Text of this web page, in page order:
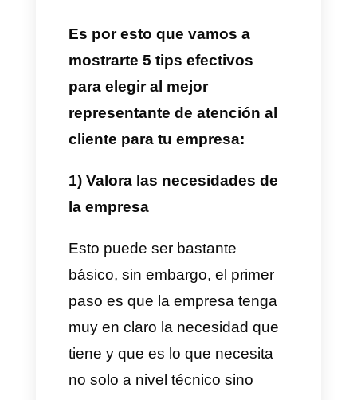
positiva.
–Tener habilidades de
comunicación y escucha.
–Ser hábil para resolver
conflictos de forma pacífica.
– Habilidad para entender los
problemas rápidamente.
–Ser capaz de trabajar en
múltiples canales.